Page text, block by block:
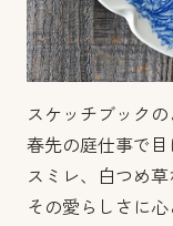
スケッチブック
春先の庭仕事で目
スミレ、白つめ草
その愛らしさに